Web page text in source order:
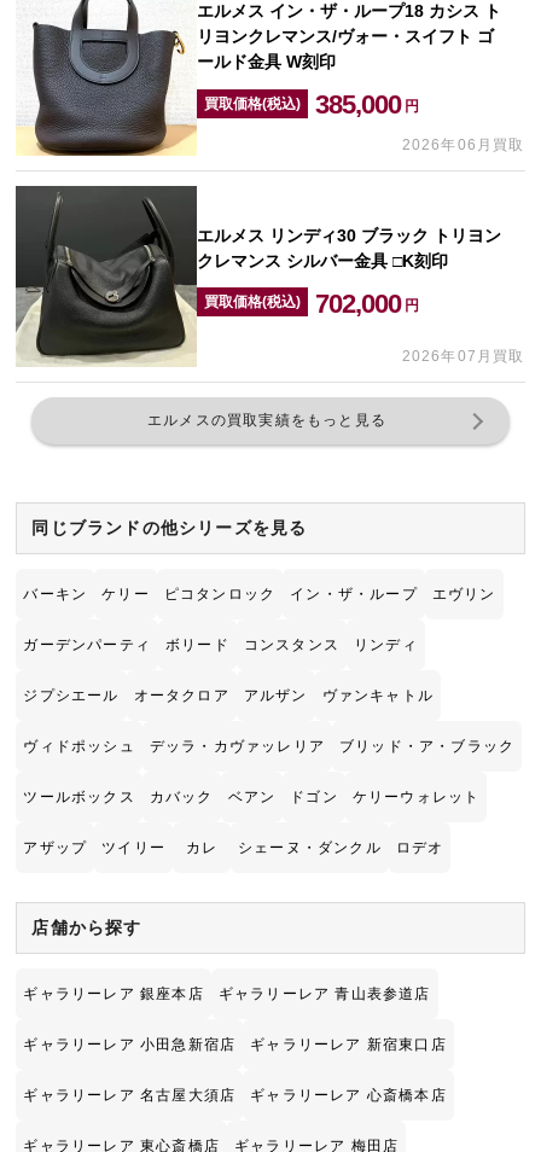
エルメス イン・ザ・ループ18 カシス ト
リヨンクレマンス/ヴォー・スイフト ゴ
ールド金具 W刻印
買取価格(税込) 385,000 円
2026年06月買取
エルメス リンディ30 ブラック トリヨン
クレマンス シルバー金具 □K刻印
買取価格(税込) 702,000 円
2026年07月買取
エルメスの買取実績をもっと見る
同じブランドの他シリーズを見る
バーキン ケリー ピコタンロック イン・ザ・ループ エヴリン
ガーデンパーティ ボリード コンスタンス リンディ
ジプシエール オータクロア アルザン ヴァンキャトル
ヴィドポッシュ デッラ・カヴァッレリア ブリッド・ア・ブラック
ツールボックス カバック ベアン ドゴン ケリーウォレット
アザップ ツイリー カレ シェーヌ・ダンクル ロデオ
店舗から探す
ギャラリーレア 銀座本店 ギャラリーレア 青山表参道店
ギャラリーレア 小田急新宿店 ギャラリーレア 新宿東口店
ギャラリーレア 名古屋大須店 ギャラリーレア 心斎橋本店
ギャラリーレア 東心斎橋店 ギャラリーレア 梅田店